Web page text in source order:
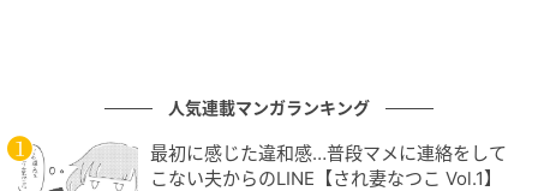
実は銀行員は「嘘」より「思い違い」を疑っ
ています
人気連載マンガランキング
最初に感じた違和感…普段マメに連絡をして
こない夫からのLINE【され妻なつこ Vol.1】